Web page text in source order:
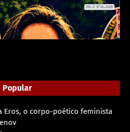
Popular
Eros, o corpo-poético feminista